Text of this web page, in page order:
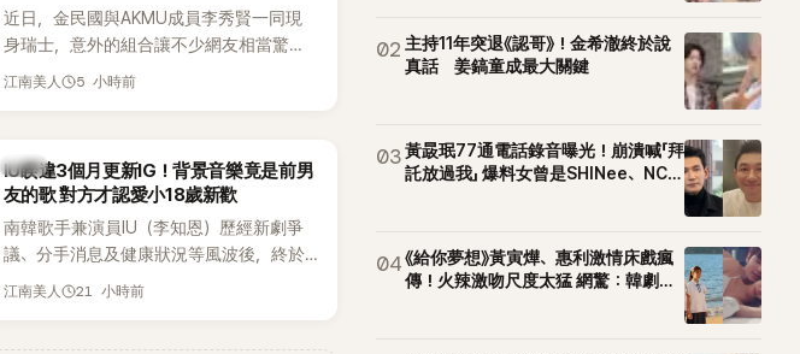
近日，金民國與AKMU成員李秀賢一同現
身瑞士，意外的組合讓不少網友相當驚
訝。兩人過去幾乎沒有公開交集，如今卻
江南美人 5 小時前
韓星
IU睽違3個月更新IG！背景音樂竟是前男
友的歌 對方才認愛小18歲新歡
南韓歌手兼演員IU（李知恩）歷經新劇爭
議、分手消息及健康狀況等風波後，終於
睽違3個月更新社群平台，一口氣曬出20
江南美人 21 小時前
02 主持11年突退《認哥》！金希澈終於說
真話 姜鎬童成最大關鍵
03黃晸珉77通電話錄音曝光！崩潰喊「拜
託放過我」 爆料女曾是SHINee、NCT
04《給你夢想》黃寅燁、惠利激情床戲瘋
傳！火辣激吻尺度太猛 網驚：韓劇太